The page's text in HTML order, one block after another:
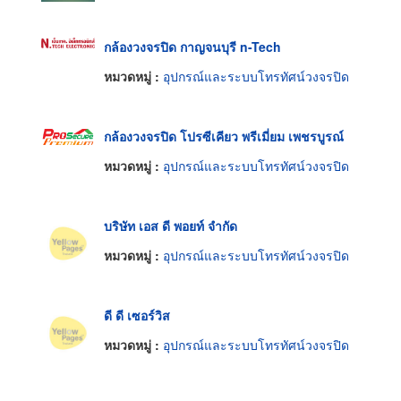
กล้องวงจรปิด กาญจนบุรี n-Tech
หมวดหมู่ : อุปกรณ์และระบบโทรทัศน์วงจรปิด
กล้องวงจรปิด โปรซีเคียว พรีเมี่ยม เพชรบูรณ์
หมวดหมู่ : อุปกรณ์และระบบโทรทัศน์วงจรปิด
บริษัท เอส ดี พอยท์ จำกัด
หมวดหมู่ : อุปกรณ์และระบบโทรทัศน์วงจรปิด
ดี ดี เซอร์วิส
หมวดหมู่ : อุปกรณ์และระบบโทรทัศน์วงจรปิด